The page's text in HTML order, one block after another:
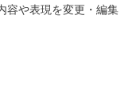
容や表現を変更・編集